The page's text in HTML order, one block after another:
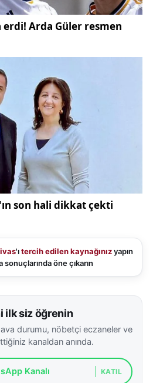
'ıtercih edilen kaynağınızyapın
öne çıkarın
ilk siz öğrenin
durumu, nöbetçi eczaneler ve
kanaldan anında.
Kanalı KATIL